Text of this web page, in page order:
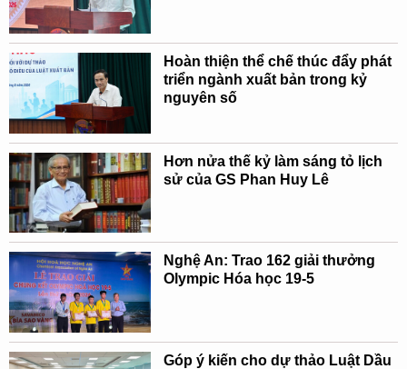
Hoàn thiện thể chế thúc đẩy phát
triển ngành xuất bản trong kỷ
nguyên số
Hơn nửa thế kỷ làm sáng tỏ lịch
sử của GS Phan Huy Lê
Nghệ An: Trao 162 giải thưởng
Olympic Hóa học 19-5
Góp ý kiến cho dự thảo Luật Dầu